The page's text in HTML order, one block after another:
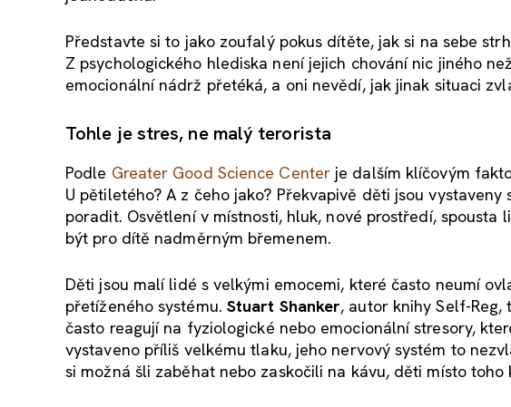
Představte si to jako zoufalý pokus dítěte, jak si na sebe
Z psychologického hlediska není jejich chování nic jiného
emocionální nádrž přetéká, a oni nevědí, jak jinak situaci
Tohle je stres, ne malý terorista
Podle Greater Good Science Centerje dalším klíčovým
U pětiletého? A z čeho jako? Překvapivě děti jsou
poradit. Osvětlení v místnosti, hluk, nové prostředí, spousta
být pro dítě nadměrným břemenem.
Děti jsou malí lidé s velkými emocemi, které často neumí
přetíženého systému. Stuart Shanker, autor knihy Self-
často reagují na fyziologické nebo emocionální stresory,
vystaveno příliš velkému tlaku, jeho nervový systém to
si možná šli zaběhat nebo zaskočili na kávu, děti místo